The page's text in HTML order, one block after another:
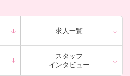
ただくことがやりがいにもつながっ
求人一覧
スタッフ
インタビュー